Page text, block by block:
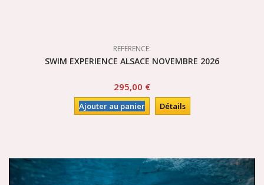
REFERENCE:
SWIM EXPERIENCE ALSACE NOVEMBRE 2026
295,00 €
Ajouter au panier Détails